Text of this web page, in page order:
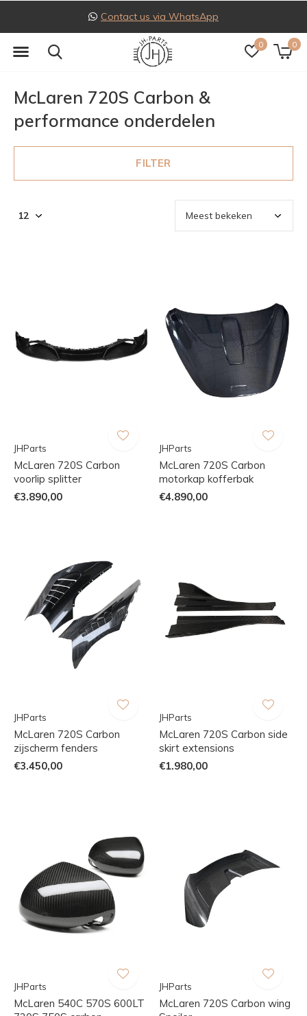
0 0
McLaren 720S Carbon &
performance onderdelen
FILTER
JHParts
McLaren 720S Carbon
voorlip splitter
€3.890,00
JHParts
McLaren 720S Carbon
motorkap kofferbak
€4.890,00
JHParts
McLaren 720S Carbon
zijscherm fenders
€3.450,00
JHParts
McLaren 720S Carbon side
skirt extensions
€1.980,00
JHParts
McLaren 540C 570S 600LT
JHParts
McLaren 720S Carbon wing